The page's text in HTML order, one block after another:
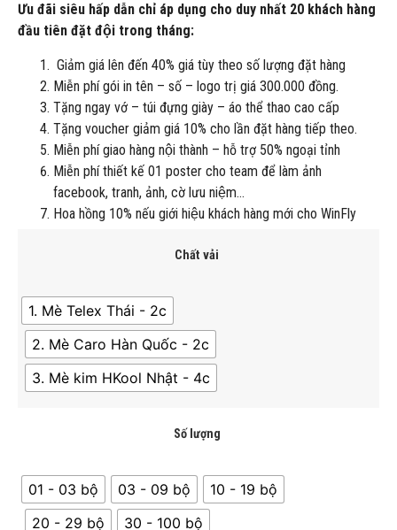
Ưu đãi siêu hấp dẫn chỉ áp dụng cho duy nhất 20 khách hàng
đầu tiên đặt đội trong tháng:
Giảm giá lên đến 40% giá tùy theo số lượng đặt hàng
Miễn phí gói in tên – số – logo trị giá 300.000 đồng.
Tặng ngay vớ – túi đựng giày – áo thể thao cao cấp
Tặng voucher giảm giá 10% cho lần đặt hàng tiếp theo.
Miễn phí giao hàng nội thành – hỗ trợ 50% ngoại tỉnh
Miễn phí thiết kế 01 poster cho team để làm ảnh
facebook, tranh, ảnh, cờ lưu niệm…
Hoa hồng 10% nếu giới hiệu khách hàng mới cho WinFly
Chất vải
1. Mè Telex Thái - 2c
2. Mè Caro Hàn Quốc - 2c
3. Mè kim HKool Nhật - 4c
Số lượng
01 - 03 bộ 03 - 09 bộ
10 - 19 bộ
20 - 29 bộ
30 - 100 bộ